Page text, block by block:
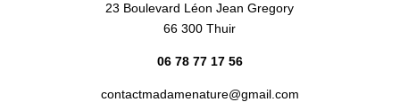
23 Boulevard Léon Jean Gregory
66 300 Thuir
06 78 77 17 56
contactmadamenature@gmail.com